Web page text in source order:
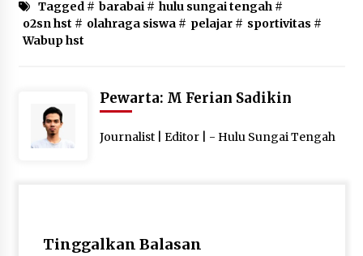
Tagged # barabai# hulu sungai tengah #
o2sn hst # olahraga siswa# pelajar# sportivitas #
Wabup hst
Pewarta: M Ferian Sadikin
Journalist | Editor | - Hulu Sungai Tengah
Tinggalkan Balasan